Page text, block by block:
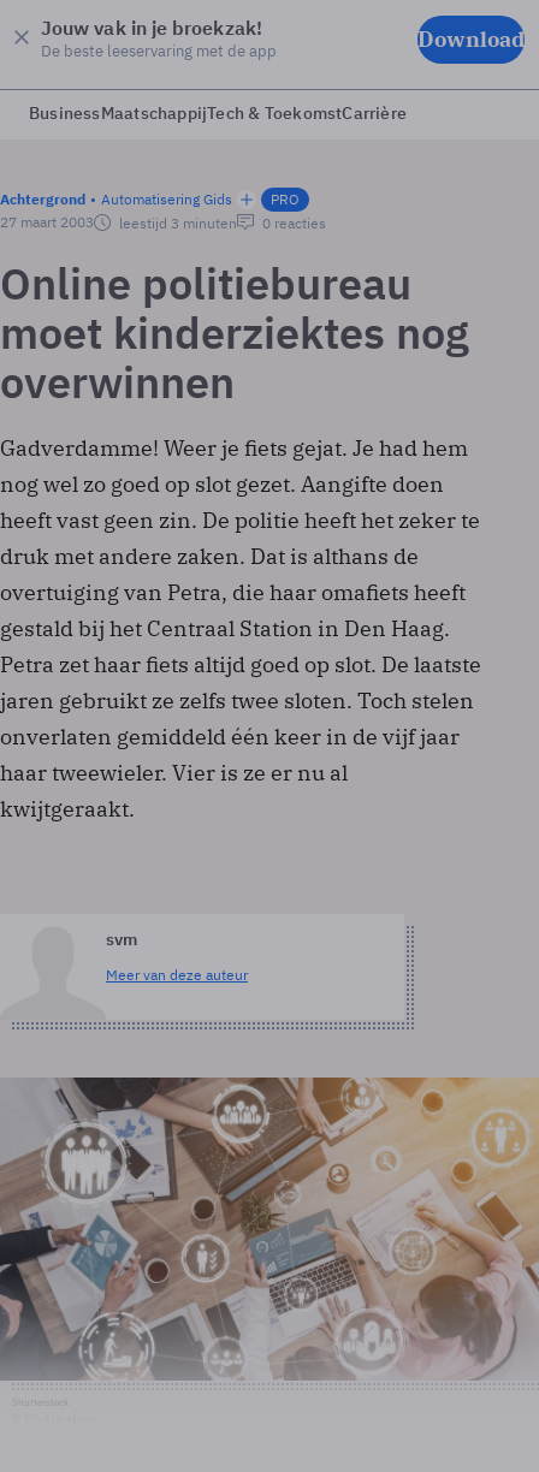
Jouw vak in je broekzak!
De beste leeservaring met de app Download
BusinessMaatschappijTech & ToekomstCarrière
Achtergrond Automatisering Gids
PRO
27 maart 2003
leestijd 3 minuten 0 reacties
Online politiebureau
moet kinderziektes nog
overwinnen
Gadverdamme! Weer je fiets gejat. Je had hem
nog wel zo goed op slot gezet. Aangifte doen
heeft vast geen zin. De politie heeft het zeker te
druk met andere zaken. Dat is althans de
overtuiging van Petra, die haar omafiets heeft
gestald bij het Centraal Station in Den Haag.
Petra zet haar fiets altijd goed op slot. De laatste
jaren gebruikt ze zelfs twee sloten. Toch stelen
onverlaten gemiddeld één keer in de vijf jaar
haar tweewieler. Vier is ze er nu al
kwijtgeraakt.
svm
Meer van deze auteur